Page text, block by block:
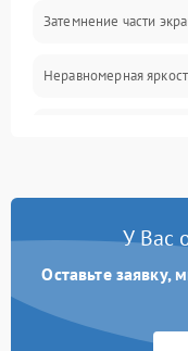
Механические
Программное
Сеть и подключения
Аудио
Сетевая
Затемнение части
Неравномерная
У Вас
Оставьте